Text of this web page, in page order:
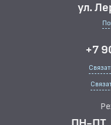
ул.
+7